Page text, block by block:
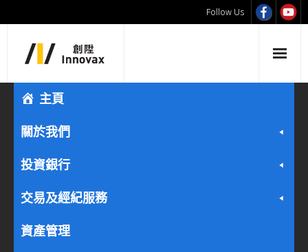
Follow Us
主頁
關於我們
投資銀行
交易及經紀服務
資產管理